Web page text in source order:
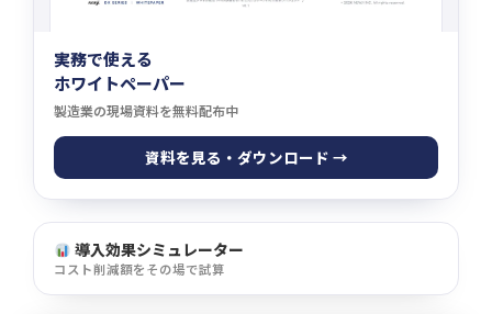
実務で使える
ホワイトペーパー
製造業の現場資料を無料配布中
資料を見る・ダウンロード →
導入効果シミュレーター
コスト削減額をその場で試算